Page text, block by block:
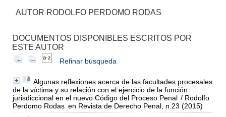
AUTOR RODOLFO PERDOMO RODAS
DOCUMENTOS DISPONIBLES ESCRITOS POR
ESTE AUTOR
Refinar búsqueda
Algunas reflexiones acerca de las facultades procesales
de la víctima y su relación con el ejercicio de la función
jurisdiccional en el nuevo Código del Proceso Penal / Rodolfo
Perdomo Rodas en Revista de Derecho Penal, n.23 (2015)